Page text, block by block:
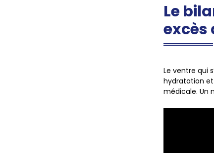
Le
excès
Le ventre qui
hydratation et
médicale. Un